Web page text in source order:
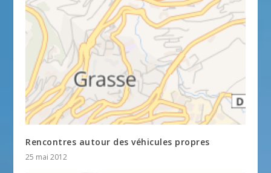
Rencontres autour des véhicules propres
25 mai 2012